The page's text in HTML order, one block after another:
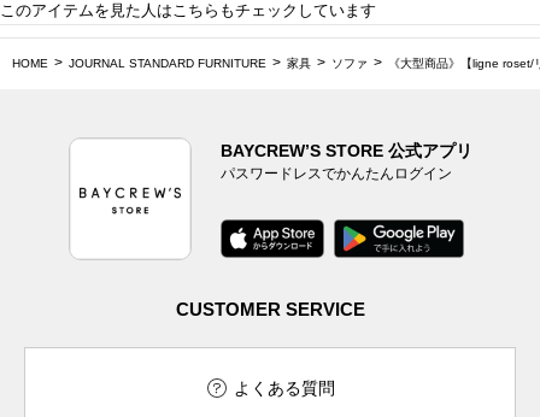
このアイテムを見た人はこちらもチェックしています
HOME JOURNAL STANDARD FURNITURE 家具 ソファ 《大型商品》【ligne
BAYCREW’S STORE 公式アプリ
パスワードレスでかんたんログイン
CUSTOMER SERVICE
よくある質問